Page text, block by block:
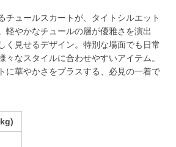
チュールスカートが、タイトシルエット
軽やかなチュールの層が優雅さを演出
く見せるデザイン。特別な場面でも日常
々なスタイルに合わせやすいアイテム。
に華やかさをプラスする、必見の一着で